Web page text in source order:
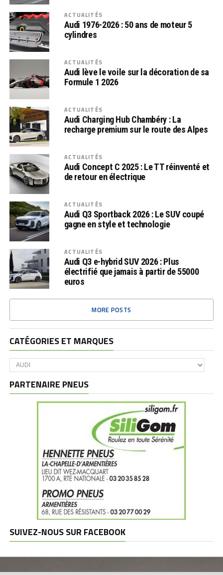
ACTUALITÉS
Audi 1976-2026 : 50 ans de moteur 5
cylindres
ACTUALITÉS
Audi lève le voile sur la décoration de sa
Formule 1 2026
ACTUALITÉS
Audi Charging Hub Chambéry : La
recharge premium sur le route des Alpes
ACTUALITÉS
Audi Concept C 2025 : Le TT réinventé et
de retour en électrique
ACTUALITÉS
Audi Q3 Sportback 2026 : Le SUV coupé
gagne en style et technologie
ACTUALITÉS
Audi Q3 e-hybrid SUV 2026 : Plus
électrifié que jamais à partir de 55000
euros
MORE POSTS
CATÉGORIES ET MARQUES
Catégories
et
PARTENAIRE PNEUS
SUIVEZ-NOUS SUR FACEBOOK